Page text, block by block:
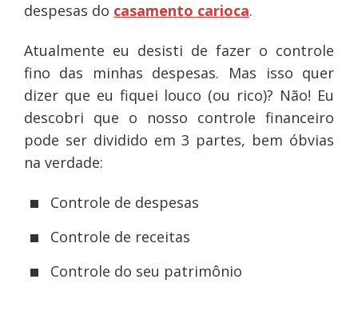
despesas do casamento carioca.
Atualmente eu desisti de fazer o controle
fino das minhas despesas. Mas isso quer
dizer que eu fiquei louco (ou rico)? Não! Eu
descobri que o nosso controle financeiro
pode ser dividido em 3 partes, bem óbvias
na verdade:
Controle de despesas
Controle de receitas
Controle do seu patrimônio